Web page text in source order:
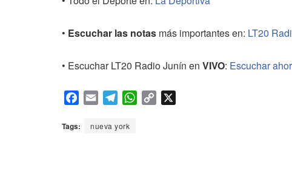
• Escuchar las notas más importantes en: LT20
• Escuchar LT20 Radio Junín en VIVO: Escuchar
c
a
l
W
Tags: nueva york